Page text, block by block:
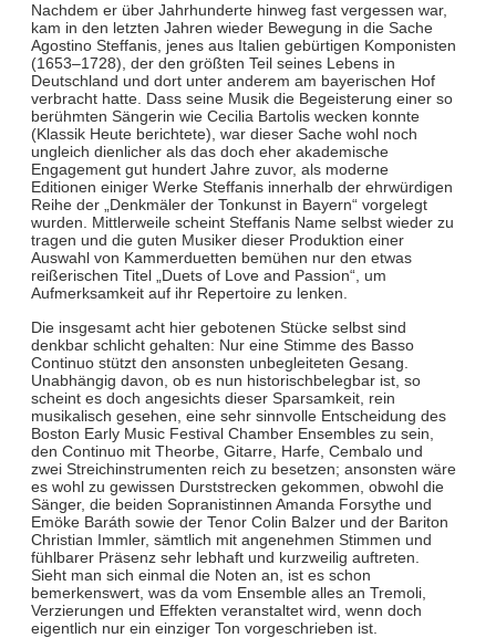
Nachdem er über Jahrhunderte hinweg fast vergessen war,
kam in den letzten Jahren wieder Bewegung in die Sache
Agostino Steffanis, jenes aus Italien gebürtigen Komponisten
(1653–1728), der den größten Teil seines Lebens in
Deutschland und dort unter anderem am bayerischen Hof
verbracht hatte. Dass seine Musik die Begeisterung einer so
berühmten Sängerin wie Cecilia Bartolis wecken konnte
(Klassik Heute berichtete), war dieser Sache wohl noch
ungleich dienlicher als das doch eher akademische
Engagement gut hundert Jahre zuvor, als moderne
Editionen einiger Werke Steffanis innerhalb der ehrwürdigen
Reihe der „Denkmäler der Tonkunst in Bayern“ vorgelegt
wurden. Mittlerweile scheint Steffanis Name selbst wieder zu
tragen und die guten Musiker dieser Produktion einer
Auswahl von Kammerduetten bemühen nur den etwas
reißerischen Titel „Duets of Love and Passion“, um
Aufmerksamkeit auf ihr Repertoire zu lenken.
Die insgesamt acht hier gebotenen Stücke selbst sind
denkbar schlicht gehalten: Nur eine Stimme des Basso
Continuo stützt den ansonsten unbegleiteten Gesang.
Unabhängig davon, ob es nun historischbelegbar ist, so
scheint es doch angesichts dieser Sparsamkeit, rein
musikalisch gesehen, eine sehr sinnvolle Entscheidung des
Boston Early Music Festival Chamber Ensembles zu sein,
den Continuo mit Theorbe, Gitarre, Harfe, Cembalo und
zwei Streichinstrumenten reich zu besetzen; ansonsten wäre
es wohl zu gewissen Durststrecken gekommen, obwohl die
Sänger, die beiden Sopranistinnen Amanda Forsythe und
Emöke Baráth sowie der Tenor Colin Balzer und der Bariton
Christian Immler, sämtlich mit angenehmen Stimmen und
fühlbarer Präsenz sehr lebhaft und kurzweilig auftreten.
Sieht man sich einmal die Noten an, ist es schon
bemerkenswert, was da vom Ensemble alles an Tremoli,
Verzierungen und Effekten veranstaltet wird, wenn doch
eigentlich nur ein einziger Ton vorgeschrieben ist.